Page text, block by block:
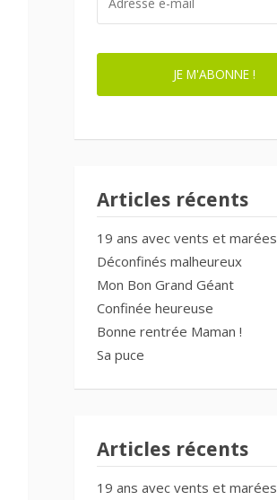
MAIL
JE M'ABONNE !
Articles récents
19 ans avec vents et marées
Déconfinés malheureux
Mon Bon Grand Géant
Confinée heureuse
Bonne rentrée Maman !
Sa puce
Articles récents
19 ans avec vents et marées